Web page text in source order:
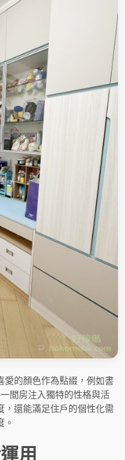
愛的顏色作為點綴，例如書
間房注入獨特的性格與活
，還能滿足住戶的個性化需
。
用